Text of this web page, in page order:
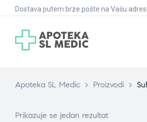
Dostava putem brze pošte na Vašu
Apoteka SL Medic > Proizvodi >
Prikazuje se jedan rezultat